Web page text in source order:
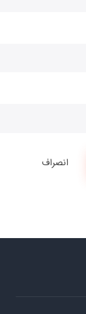
انصراف